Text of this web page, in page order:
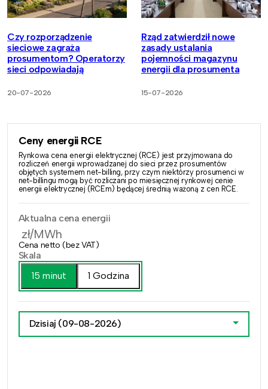
Czy rozporządzenie
sieciowe zagraża
prosumentom? Operatorzy
sieci odpowiadają
20-07-2026
Rząd zatwierdził nowe
zasady ustalania
pojemności magazynu
energii dla prosumenta
15-07-2026
Ceny energii RCE
Rynkowa cena energii elektrycznej (RCE) jest przyjmowana do
rozliczeń energii wprowadzanej do sieci przez prosumentów
objętych systemem net-billing, przy czym niektórzy prosumenci w
net-billingu mogą być rozliczani po miesięcznej rynkowej cenie
energii elektrycznej (RCEm) będącej średnią ważoną z cen RCE.
Aktualna cena energii
zł/MWh
Cena netto (bez VAT)
Skala
15 minut
1 Godzina
Dzisiaj (09-08-2026)